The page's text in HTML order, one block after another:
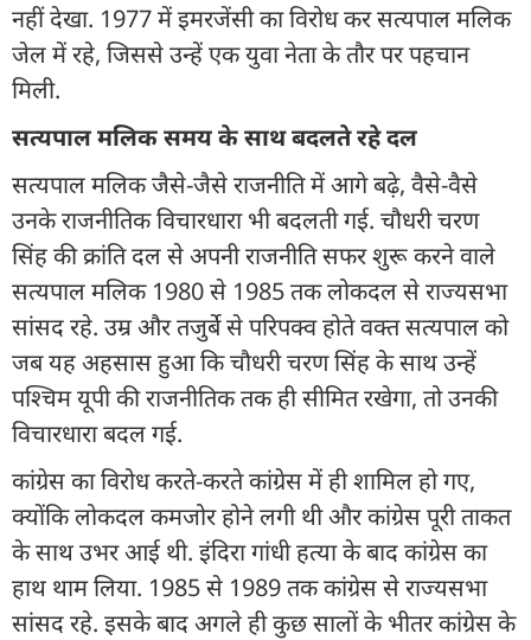
नहीं देखा. 1977 में इमरजेंसी का विरोध कर सत्यपाल मलिक
जेल में रहे, जिससे उन्हें एक युवा नेता के तौर पर पहचान
मिली.
सत्यपाल मलिक समय के साथ बदलते रहे दल
सत्यपाल मलिक जैसे-जैसे राजनीति में आगे बढ़े, वैसे-वैसे
उनके राजनीतिक विचारधारा भी बदलती गई. चौधरी चरण
सिंह की क्रांति दल से अपनी राजनीति सफर शुरू करने वाले
सत्यपाल मलिक 1980 से 1985 तक लोकदल से राज्यसभा
सांसद रहे. उम्र और तजुर्बे से परिपक्व होते वक्त सत्यपाल को
जब यह अहसास हुआ कि चौधरी चरण सिंह के साथ उन्हें
पश्चिम यूपी की राजनीतिक तक ही सीमित रखेगा, तो उनकी
विचारधारा बदल गई.
कांग्रेस का विरोध करते-करते कांग्रेस में ही शामिल हो गए,
क्योंकि लोकदल कमजोर होने लगी थी और कांग्रेस पूरी ताकत
के साथ उभर आई थी. इंदिरा गांधी हत्या के बाद कांग्रेस का
हाथ थाम लिया. 1985 से 1989 तक कांग्रेस से राज्यसभा
सांसद रहे. इसके बाद अगले ही कुछ सालों के भीतर कांग्रेस के